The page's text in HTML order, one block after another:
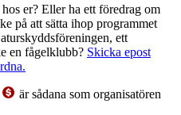
er? Eller ha ett föredrag om
på att sätta ihop programmet
ett
en fågelklubb? Skicka epost
är sådana som organisatören